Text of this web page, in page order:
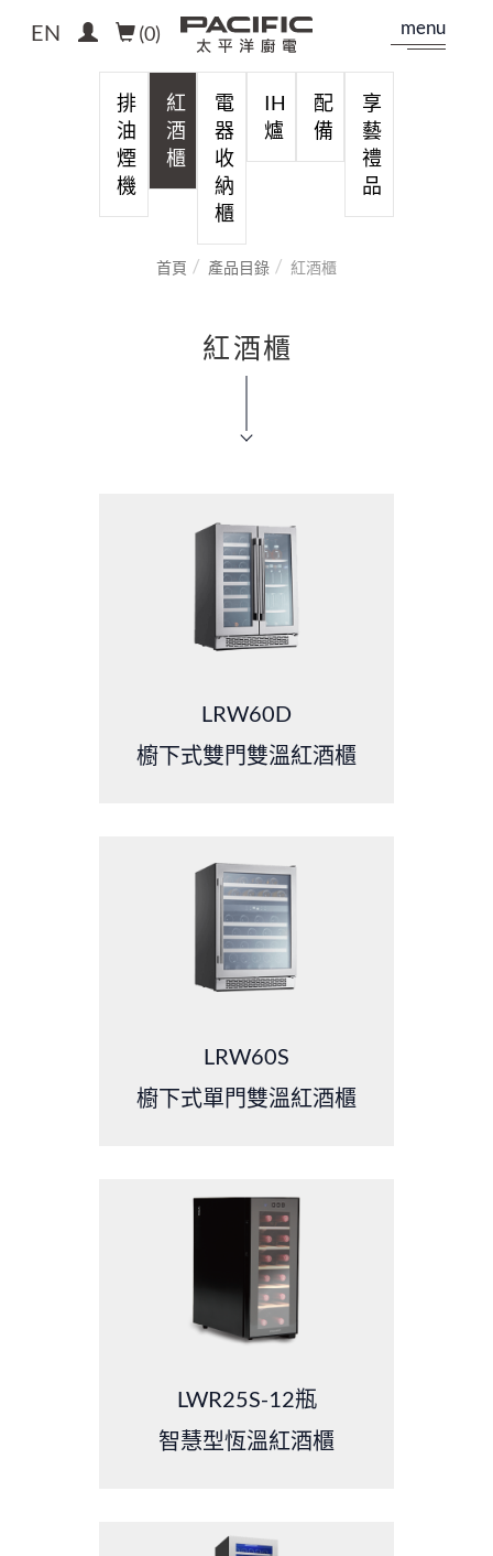
menu
(0)
EN
排
油
煙
機
紅
酒
櫃
電
器
收
納
櫃
IH
爐
配
備
享
藝
禮
品
首頁 產品目錄 紅酒櫃
紅酒櫃
LRW60D
櫥下式雙門雙溫紅酒櫃
LRW60S
櫥下式單門雙溫紅酒櫃
LWR25S-12瓶
智慧型恆溫紅酒櫃